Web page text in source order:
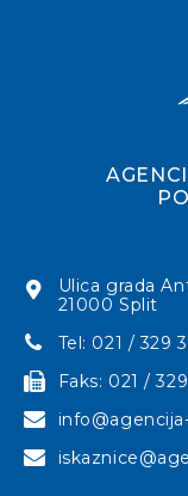
Ulica grada
21000 Split
Tel: 021 / 329
Faks: 021 /